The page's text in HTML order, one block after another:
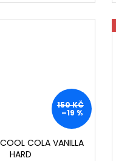
150 KČ
–19 %
COLA VANILLA
HARD